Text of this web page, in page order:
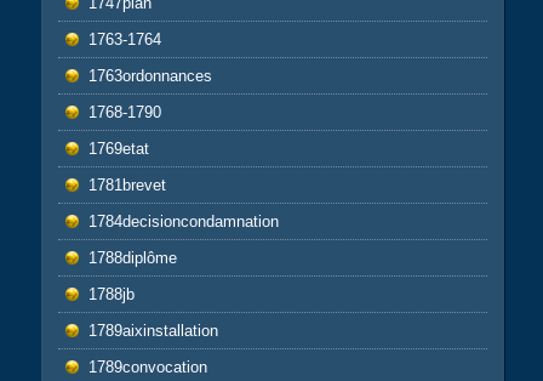
1763-1764
1763ordonnances
1768-1790
1769etat
1781brevet
1784decisioncondamnation
1788diplôme
1788jb
1789aixinstallation
1789convocation